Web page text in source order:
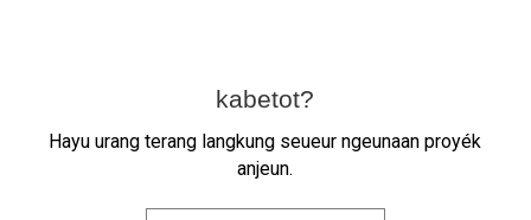
kabetot?
Hayu urang terang langkung seueur ngeunaan proyék
anjeun.